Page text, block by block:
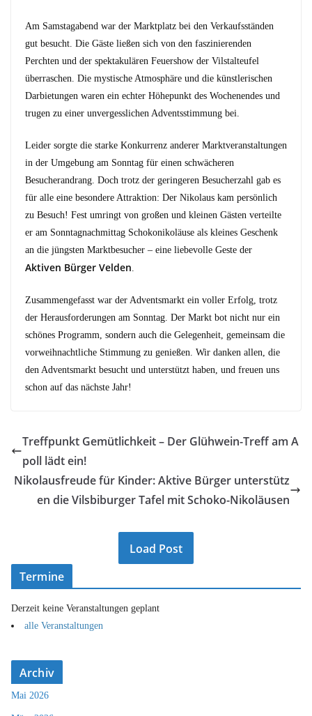
Am Samstagabend war der Marktplatz bei den Verkaufsständen
gut besucht. Die Gäste ließen sich von den faszinierenden
Perchten und der spektakulären Feuershow der Vilstalteufel
überraschen. Die mystische Atmosphäre und die künstlerischen
Darbietungen waren ein echter Höhepunkt des Wochenendes und
trugen zu einer unvergesslichen Adventsstimmung bei.
Leider sorgte die starke Konkurrenz anderer Marktveranstaltungen
in der Umgebung am Sonntag für einen schwächeren
Besucherandrang. Doch trotz der geringeren Besucherzahl gab es
für alle eine besondere Attraktion: Der Nikolaus kam persönlich
zu Besuch! Fest umringt von großen und kleinen Gästen verteilte
er am Sonntagnachmittag Schokonikoläuse als kleines Geschenk
an die jüngsten Marktbesucher – eine liebevolle Geste der
Aktiven Bürger Velden.
Zusammengefasst war der Adventsmarkt ein voller Erfolg, trotz
der Herausforderungen am Sonntag. Der Markt bot nicht nur ein
schönes Programm, sondern auch die Gelegenheit, gemeinsam die
vorweihnachtliche Stimmung zu genießen. Wir danken allen, die
den Adventsmarkt besucht und unterstützt haben, und freuen uns
schon auf das nächste Jahr!
Treffpunkt Gemütlichkeit – Der Glühwein-Treff am A
poll lädt ein!
Nikolausfreude für Kinder: Aktive Bürger unterstütz
en die Vilsbiburger Tafel mit Schoko-Nikoläusen
Load Post
Termine
Derzeit keine Veranstaltungen geplant
alle Veranstaltungen
Archiv
Mai 2026